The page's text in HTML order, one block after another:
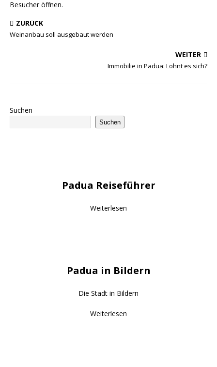
Besucher öffnen.
ZURÜCK
Weinanbau soll ausgebaut werden
WEITER
Immobilie in Padua: Lohnt es sich?
Suchen
Suchen
Padua Reiseführer
Weiterlesen
Padua in Bildern
Die Stadt in Bildern
Weiterlesen